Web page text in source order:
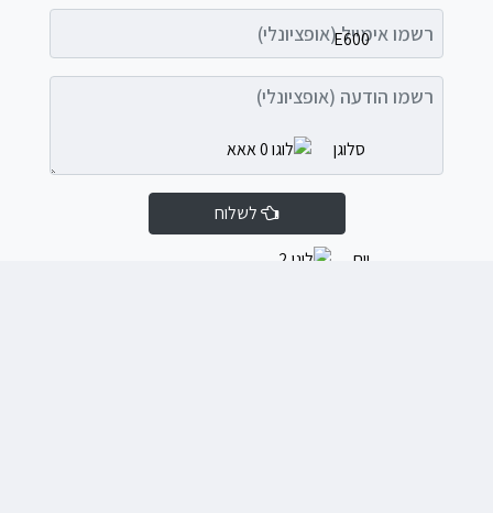
רשמו הודעה (אופציונלי)
לשלוח